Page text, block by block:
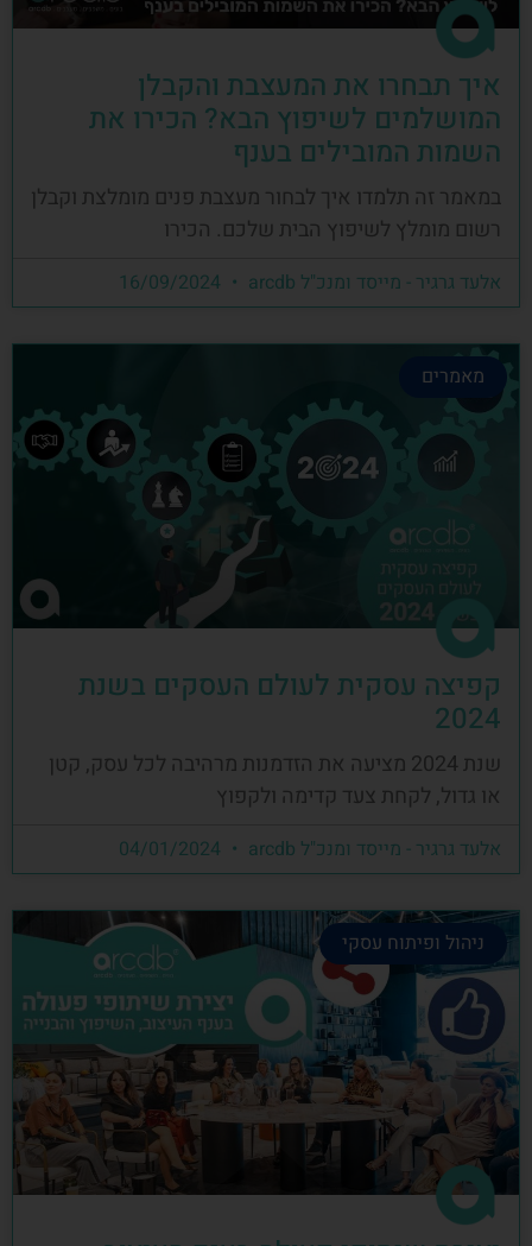
איך תבחרו את המעצבת והקבלן
המושלמים לשיפוץ הבא? הכירו את
השמות המובילים בענף
במאמר זה תלמדו איך לבחור מעצבת פנים מומלצת וקבלן
רשום מומלץ לשיפוץ הבית שלכם. הכירו
אלעד גרגיר - מייסד ומנכ"ל arcdb
מאמרים
קפיצה עסקית לעולם העסקים בשנת
2024
שנת 2024 מציעה את הזדמנות מרהיבה לכל עסק, קטן
או גדול, לקחת צעד קדימה ולקפוץ
אלעד גרגיר - מייסד ומנכ"ל arcdb
ניהול ופיתוח עסקי